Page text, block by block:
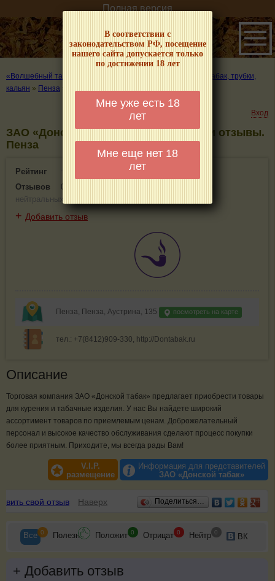
В соответствии с
законодательством РФ, посещение
нашего сайта допускается только
по достижении 18 лет
Мне уже есть 18
лет
Мне еще нет 18
лет
Полная версия
«Волшебный табачок» – о табаке и курении
Где купить табак, трубки,
кальян » Пенза
Вход
ЗАО «Донской табак» - информация и отзывы.
Пенза
Рейтинг
0(0)
Отзывов
0
нейтральных
+ Добавить отзыв
Пенза, Пенза, Аустрина, 135 посмотреть на карте
тел.: +7(8412)909-330, http://Dontabak.ru
Описание
Торговая компания ЗАО «Донской табак» предлагает приобрести товары
для курения и табачные изделия. У нас Вы найдете широкий
ассортимент товаров по приемлемым ценам. Доброжелательный
персонал и высокое качество обслуживания сделают процесс покупки
более приятным. Приходите, мы всегда рады Вам!
V.I.P.
размещение
Информация для представителей
ЗАО «Донской табак»
Отзывы
свой отзыв Наверх Поделиться…
Все 0 Полезн Положит 0 Отрицат 0 Нейтр 0 ВК
+ Добавить отзыв